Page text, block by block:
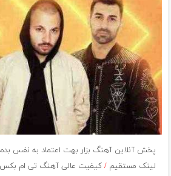
پخش آنلاین آهنگ بزار بهت اعتماد به نفس بدم
لینک مستقیم /کیفیت عالی آهنگ تی ام بکس